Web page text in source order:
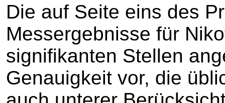
Die auf Seite eins des
Messergebnisse für
signifikanten Stellen
Genauigkeit vor, die